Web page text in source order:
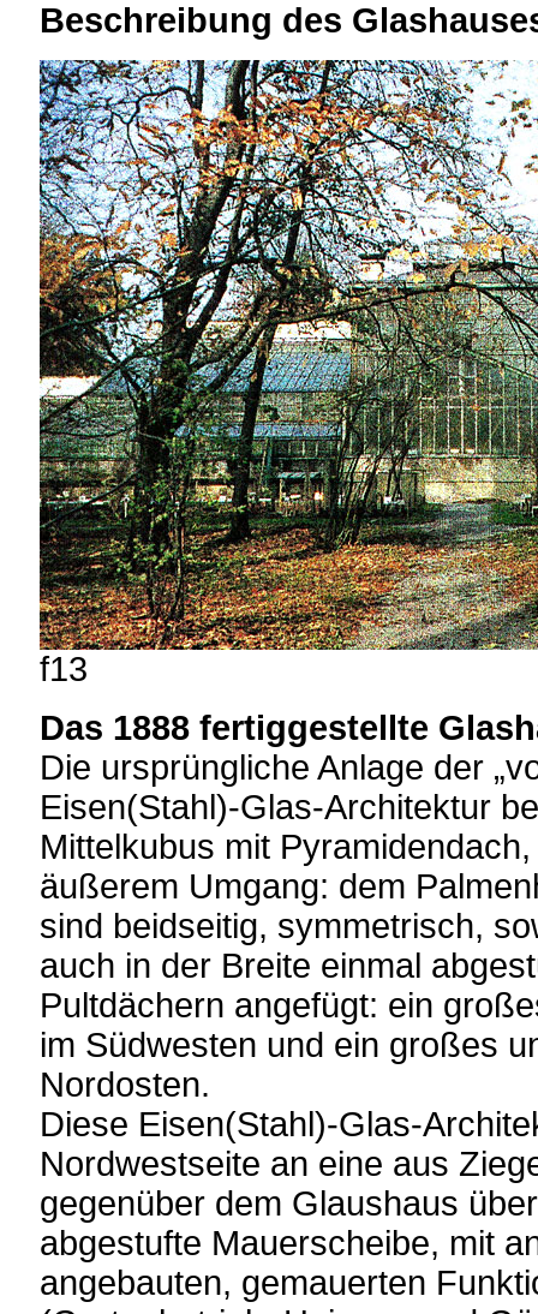
Beschreibung des
f13
Das 1888 fertiggestellte
Die ursprüngliche Anlage der
Eisen(Stahl)-Glas-Architektur
Mittelkubus mit
äußerem Umgang: dem
sind beidseitig, symmetrisch,
auch in der Breite einmal
Pultdächern angefügt: ein
im Südwesten und ein großes
Nordosten.
Diese Eisen(Stahl)-Glas-
Nordwestseite an eine aus
gegenüber dem Glaushaus
abgestufte Mauerscheibe, mit
angebauten, gemauerten